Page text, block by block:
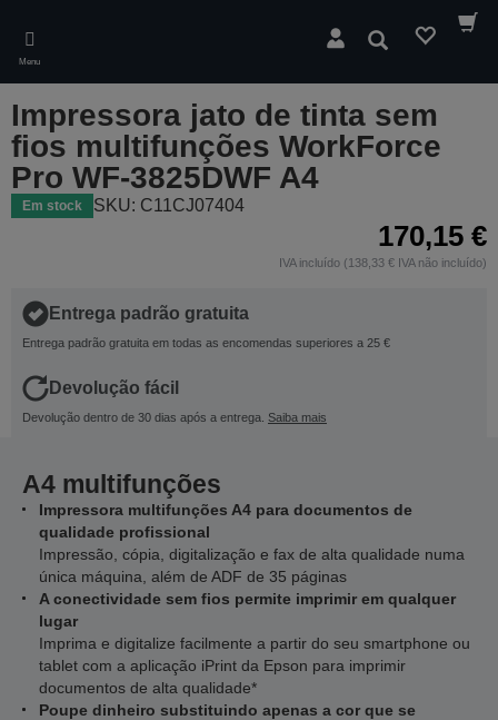
main
content
Menu
Pesquisar
Impressora jato de tinta sem
fios multifunções WorkForce
Pro WF-3825DWF A4
Em stock SKU: C11CJ07404
170,15 €
IVA incluído (138,33 € IVA não incluído)
Entrega padrão gratuita
Entrega padrão gratuita em todas as encomendas superiores a 25 €
Devolução fácil
Devolução dentro de 30 dias após a entrega. Saiba mais
A4 multifunções
Impressora multifunções A4 para documentos de
qualidade profissional
Impressão, cópia, digitalização e fax de alta qualidade numa
única máquina, além de ADF de 35 páginas
A conectividade sem fios permite imprimir em qualquer
lugar
Imprima e digitalize facilmente a partir do seu smartphone ou
tablet com a aplicação iPrint da Epson para imprimir
documentos de alta qualidade*
Poupe dinheiro substituindo apenas a cor que se